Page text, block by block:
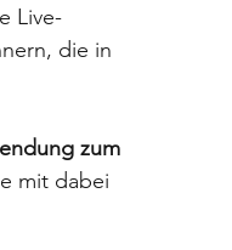
Live-
die in
zum
mit dabei